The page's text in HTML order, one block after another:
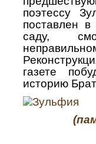
поэтессу
поставлен
саду,
газете
историю